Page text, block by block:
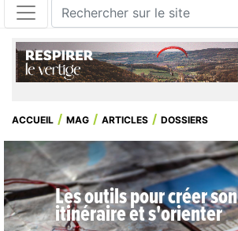
ACCUEIL MAG ARTICLES DOSSIERS
Les outils pour créer son
itinéraire et s'orienter